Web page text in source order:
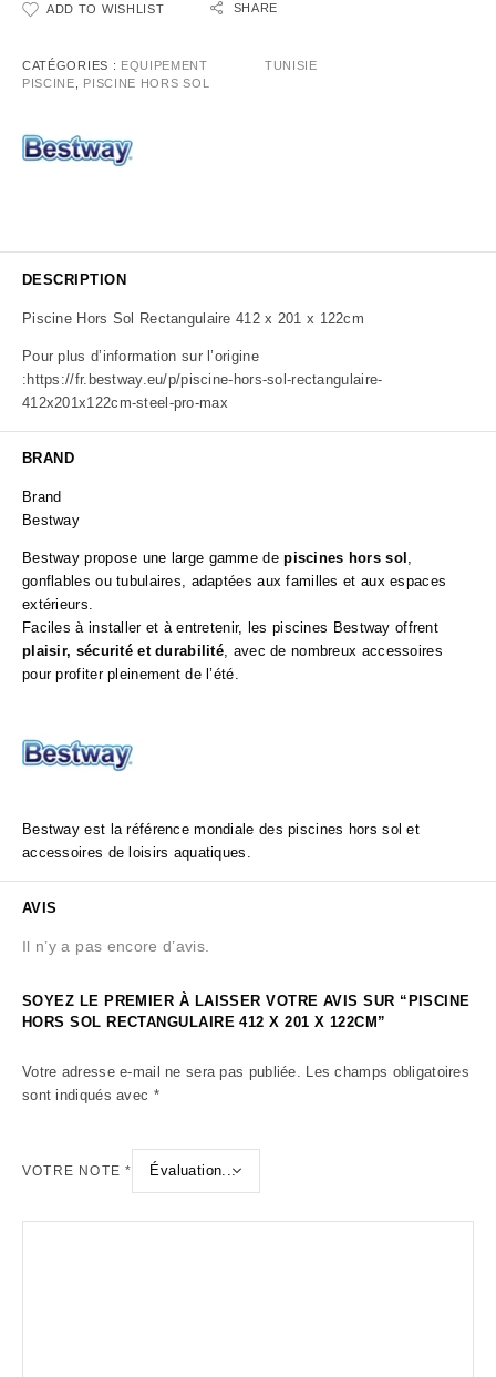
ADD TO WISHLIST SHARE
CATÉGORIES : EQUIPEMENT
PISCINE
PISCINE HORS SOL
TUNISIE
DESCRIPTION
Piscine Hors Sol Rectangulaire 412 x 201 x 122cm
Pour plus d’information sur l’origine
: https://fr.bestway.eu/p/piscine-hors-sol-rectangulaire-
412x201x122cm-steel-pro-max
BRAND
Brand
Bestway
Bestway propose une large gamme depiscines hors sol ,
gonflables ou tubulaires, adaptées aux familles et aux espaces
extérieurs.
Faciles à installer et à entretenir, les piscines Bestway offrent
plaisir, sécurité et durabilité, avec de nombreux accessoires
pour profiter pleinement de l’été.
Bestway est la référence mondiale des piscines hors sol et
accessoires de loisirs aquatiques.
AVIS
Il n’y a pas encore d’avis.
SOYEZ LE PREMIER À LAISSER VOTRE AVIS SUR “PISCINE
HORS SOL RECTANGULAIRE 412 X 201 X 122CM”
Votre adresse e-mail ne sera pas publiée. Les champs obligatoires
sont indiqués avec *
VOTRE NOTE*